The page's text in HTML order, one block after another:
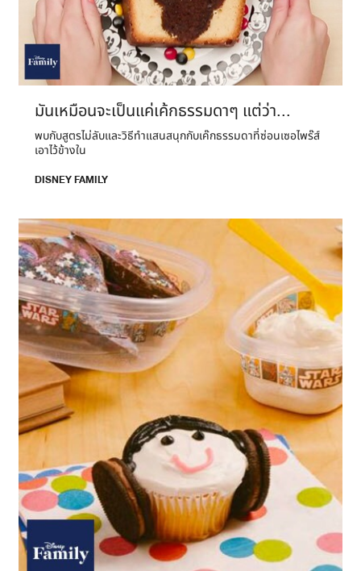
มันเหมือนจะเป็นแค่เค้กธรรมดาๆ แต่ว่า...
พบกับสูตรไม่ลับและวิธีทำแสนสนุกกับเค๊กธรรมดาที่ซ่อนเซอไพร๊ส์
เอาไว้ข้างใน
DISNEY FAMILY